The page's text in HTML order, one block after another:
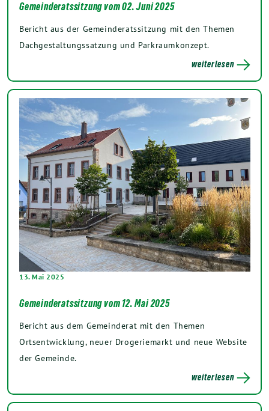
Gemeinderatssitzung vom 02. Juni 2025
Bericht aus der Gemeinderatssitzung mit den Themen
Dachgestaltungssatzung und Parkraumkonzept.
weiterlesen
13. Mai 2025
Gemeinderatssitzung vom 12. Mai 2025
Bericht aus dem Gemeinderat mit den Themen
Ortsentwicklung, neuer Drogeriemarkt und neue Website
der Gemeinde.
weiterlesen